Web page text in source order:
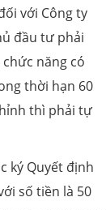
với Công ty
đầu tư phải
năng có
thời hạn 60
thì phải tự
ký Quyết định
số tiền là 50